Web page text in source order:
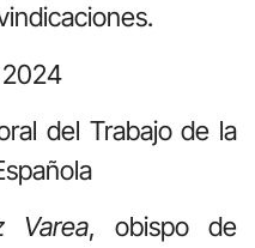
2024
del Trabajo de la
Varea, obispo de